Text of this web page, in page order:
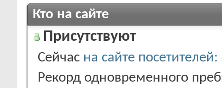
Кто на сайте
Присутствуют
Сейчас на сайте
Рекорд одновременного